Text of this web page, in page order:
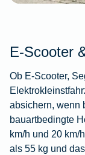
E-Scooter
Ob E-Scooter,
absichern, wenn
bauartbedingte
km/h und 20 km/
als 55 kg und